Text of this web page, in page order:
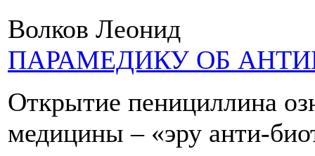
Волков Леонид
ПАРАМЕДИКУ ОБ
Открытие пенициллина
медицины – «эру анти-